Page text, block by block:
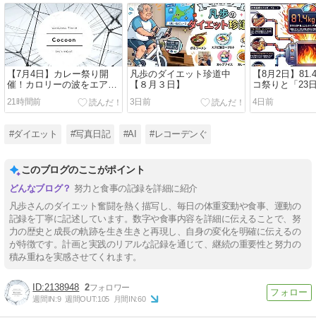
【7月4日】カレー祭り開
催！カロリーの波をエアロ
バイクで乗りこなす凡歩さ
ん
21時間前
凡歩のダイエット珍道中
【８月３日】
3日前
【8月2日】
コ祭りと「23
哮。82分間の
ティラミスを
4日前
#ダイエット #写真日記 #AI #レコーデンぐ
このブログのここがポイント
努力と食事の記録を詳細に紹介
凡歩さんのダイエット奮闘を熱く描写し、毎日の体重変動や食事、運動の
記録を丁寧に記述しています。数字や食事内容を詳細に伝えることで、努
力の歴史と成長の軌跡を生き生きと再現し、自身の変化を明確に伝えるの
が特徴です。計画と実践のリアルな記録を通じて、継続の重要性と努力の
積み重ねを実感させてくれます。
2138948 2
週間IN:9 週間OUT:105 月間IN:60